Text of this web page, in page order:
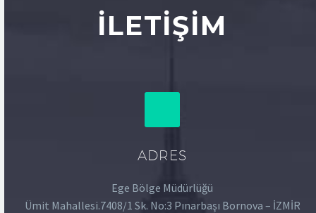
İLETIŞIM
ADRES
Ege Bölge Müdürlüğü
Ümit Mahallesi.7408/1 Sk. No:3 Pınarbaşı Bornova – İZMİR